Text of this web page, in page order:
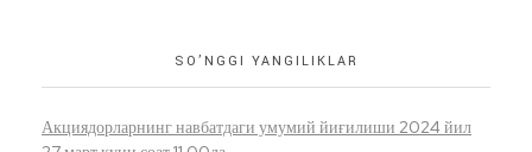
SO’NGGI YANGILIKLAR
Акциядорларнинг навбатдаги умумий йиғилиши 2024 йил